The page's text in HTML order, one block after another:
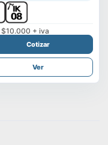
$10.000 + iva
Cotizar
Ver